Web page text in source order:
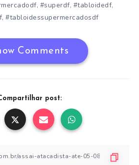
, #superdf, #tabloidedf,
,#tabloidessupermercadosdf
Comments
post: